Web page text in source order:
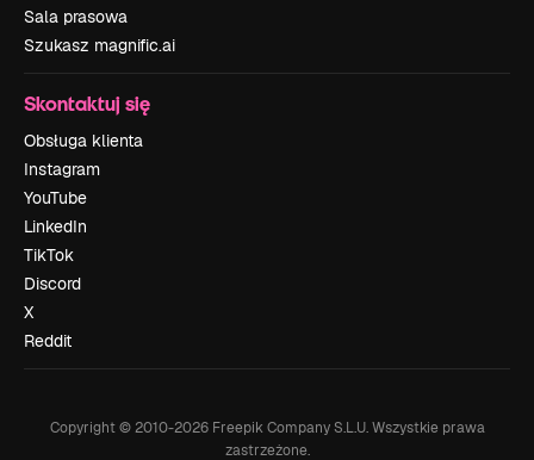
Sala prasowa
Szukasz magnific.ai
Skontaktuj się
Obsługa klienta
Instagram
YouTube
LinkedIn
TikTok
Discord
X
Reddit
Copyright © 2010-2026Freepik Company S.L.U. Wszystkie prawa
zastrzeżone.